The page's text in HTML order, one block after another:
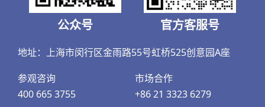
公众号 官方客服号
地址：上海市闵行区金雨路55号虹桥525创意园A座
参观咨询
400 665 3755
市场合作
+86 21 3323 6279